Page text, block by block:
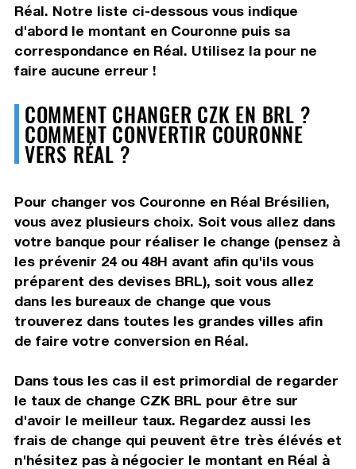
Réal. Notre liste ci-dessous vous indique
d'abord le montant en Couronne puis sa
correspondance en Réal. Utilisez la pour ne
faire aucune erreur !
COMMENT CHANGER CZK EN BRL ?
COMMENT CONVERTIR COURONNE
VERS RÉAL ?
Pour changer vos Couronne en Réal Brésilien,
vous avez plusieurs choix. Soit vous allez dans
votre banque pour réaliser le change (pensez à
les prévenir 24 ou 48H avant afin qu'ils vous
préparent des devises BRL), soit vous allez
dans les bureaux de change que vous
trouverez dans toutes les grandes villes afin
de faire votre conversion en Réal.
Dans tous les cas il est primordial de regarder
le taux de change CZK BRL pour être sur
d'avoir le meilleur taux. Regardez aussi les
frais de change qui peuvent être très élévés et
n'hésitez pas à négocier le montant en Réal à